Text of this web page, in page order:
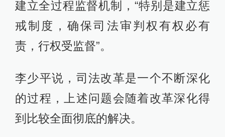
建立全过程监督机制，“特别是建立惩
戒制度，确保司法审判权有权必有
责，行权受监督”。
李少平说，司法改革是一个不断深化
的过程，上述问题会随着改革深化得
到比较全面彻底的解决。